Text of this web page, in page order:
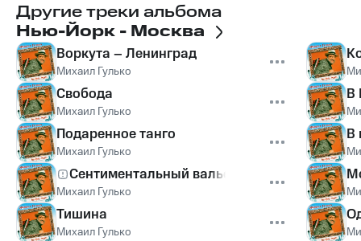
Другие треки альбома
Нью-Йорк - Москва
Воркута – Ленинград
Михаил Гулько
Свобода
Михаил Гулько
Подаренное танго
Михаил Гулько
Сентиментальный вальс
Михаил Гулько
Тишина
Михаил Гулько
В
В